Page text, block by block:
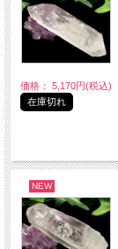
価格： 5,170円(税込)
在庫切れ
NEW